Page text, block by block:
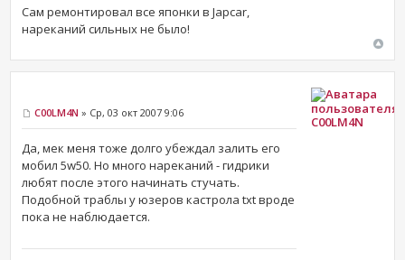
Сам ремонтировал все японки в Japcar,
нареканий сильных не было!
C00LM4N » Ср, 03 окт 2007 9:06
Да, мек меня тоже долго убеждал залить его
мобил 5w50. Но много нареканий - гидрики
любят после этого начинать стучать.
Подобной траблы у юзеров кастрола txt вроде
пока не наблюдается.
C00LM4N